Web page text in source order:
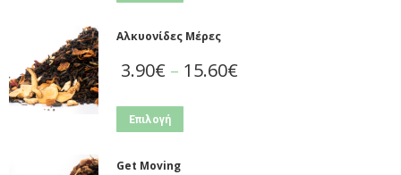
Αλκυονίδες Μέρες
3.90€ – 15.60€
Επιλογή
Get Moving